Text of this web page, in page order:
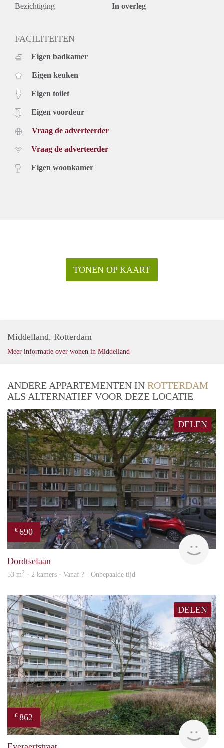
Bezichtiging In overleg
FACILITEITEN
Eigen badkamer
Eigen keuken
Eigen toilet
Eigen voordeur
Vraag de adverteerder
Vraag de adverteerder
Eigen woonkamer
TONEN OP KAART
Middelland, Rotterdam
Meer informatie over wonen in Middelland
ANDERE APPARTEMENTEN IN ROTTERDAM
ALS ALTERNATIEF VOOR DEZE LOCATIE
DELEN
€ 690
Dordtselaan
53 m2 · 2 kamers · Vanaf ? - Onbepaalde tijd
DELEN
€ 862